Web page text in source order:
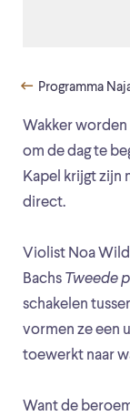
Wakker worden
om de dag te
Kapel krijgt zijn
direct.
Violist Noa
Bachs Tweede
schakelen
vormen ze een
toewerkt naar
Want de
Programma